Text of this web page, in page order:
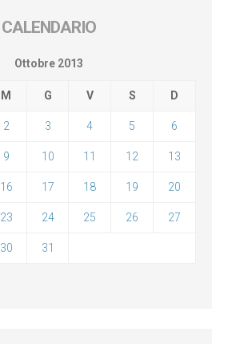
CALENDARIO
Ottobre 2013
M G V S D
2 3 4 5 6
9 10 11 12 13
16 17 18 19 20
23 24 25 26 27
30 31